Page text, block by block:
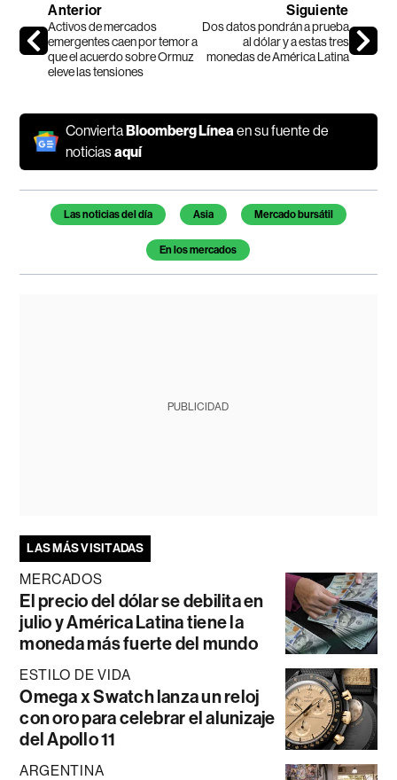
Anterior
Activos de mercados
emergentes caen por temor a
que el acuerdo sobre Ormuz
eleve las tensiones
Siguiente
Dos datos pondrán a prueba
al dólar y a estas tres
monedas de América Latina
ConviertaBloomberg Línea en su fuente de
noticiasaquí
Temas de este artículo
Las noticias del día Asia Mercado bursátil
En los mercados
PUBLICIDAD
LAS MÁS VISITADAS
MERCADOS
El precio del dólar se debilita en
julio y América Latina tiene la
moneda más fuerte del mundo
ESTILO DE VIDA
Omega x Swatch lanza un reloj
con oro para celebrar el alunizaje
del Apollo 11
ARGENTINA